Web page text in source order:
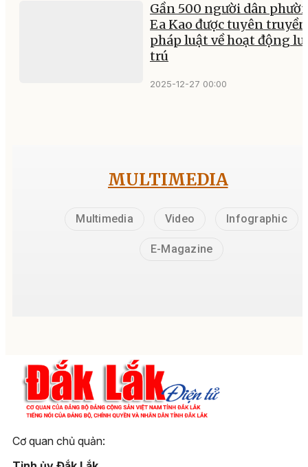
Gần 500 người dân
Ea Kao được tuyên truyền
pháp luật về hoạt động
trú
2025-12-27 00:00
MULTIMEDIA
Multimedia Video Infographic
E-Magazine
Cơ quan chủ quản: